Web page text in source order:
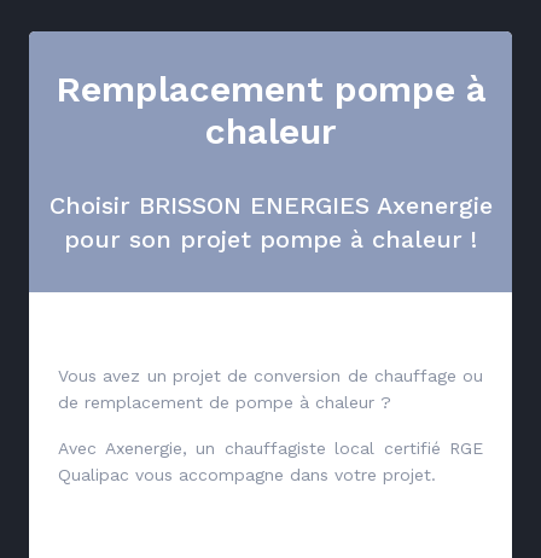
Remplacement pompe à
chaleur
Choisir BRISSON ENERGIES Axenergie
pour son projet pompe à chaleur !
Vous avez un projet de conversion de chauffage ou
de remplacement de pompe à chaleur ?
Avec Axenergie, un chauffagiste local certifié RGE
Qualipac vous accompagne dans votre projet.